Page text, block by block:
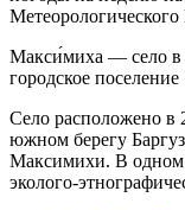
Макси́миха — село в
городское
Село расположено в
южном берегу
Максимихи. В одном
эколого-